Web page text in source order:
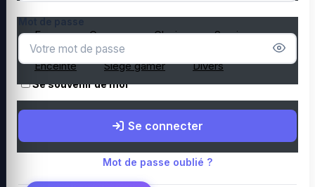
Ecran Casque Clavier
Souris
Microphone
Webcam
Enceinte
Siège gamer Divers
Top PC gamer : Intel / AMD
Composants PC gamer
Se souvenir de moi
Se connecter
Mot de passe oublié ?